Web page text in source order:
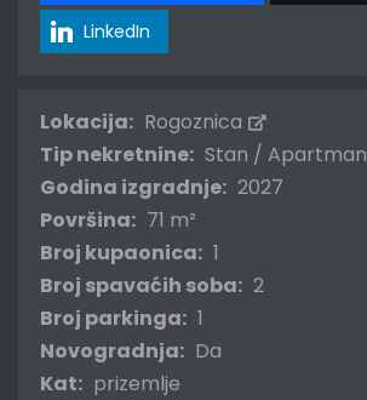
LinkedIn
Lokacija: Rogoznica
Tip nekretnine: Stan / Apartman
Godina izgradnje: 2027
Površina: 71 m²
Broj kupaonica: 1
Broj spavaćih soba: 2
Broj parkinga: 1
Novogradnja: Da
Kat: prizemlje